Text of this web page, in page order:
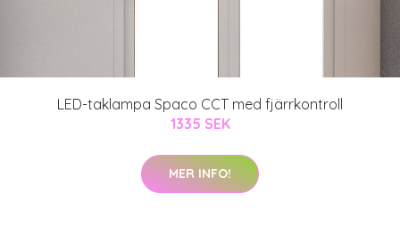
LED-taklampa Spaco CCT med fjärrkontroll
1335 SEK
MER INFO!